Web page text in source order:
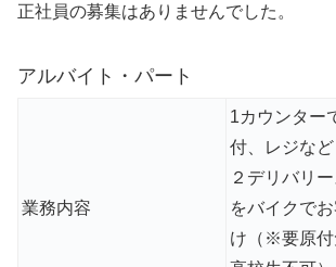
正社員の募集はありませんでした。
アルバイト・パート
業務内容
1カウンター
付、レジなど
２デリバリ
をバイクで
け（※要原